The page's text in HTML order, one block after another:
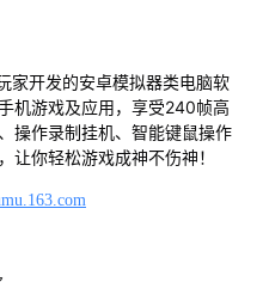
家开发的安卓模拟器类电脑软
机游戏及应用，享受240帧高
操作录制挂机、智能键鼠操作
让你轻松游戏成神不伤神！